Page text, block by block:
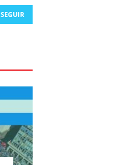
SEGUIR